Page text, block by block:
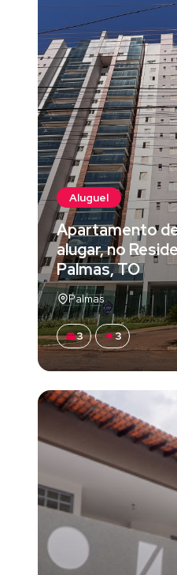
Aluguel
Apartamento
alugar, no
Palmas, TO
Palmas
3 3